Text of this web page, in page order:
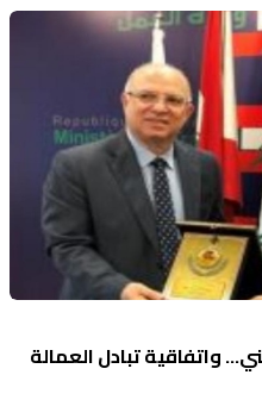
واتفاقية تبادل العمالة